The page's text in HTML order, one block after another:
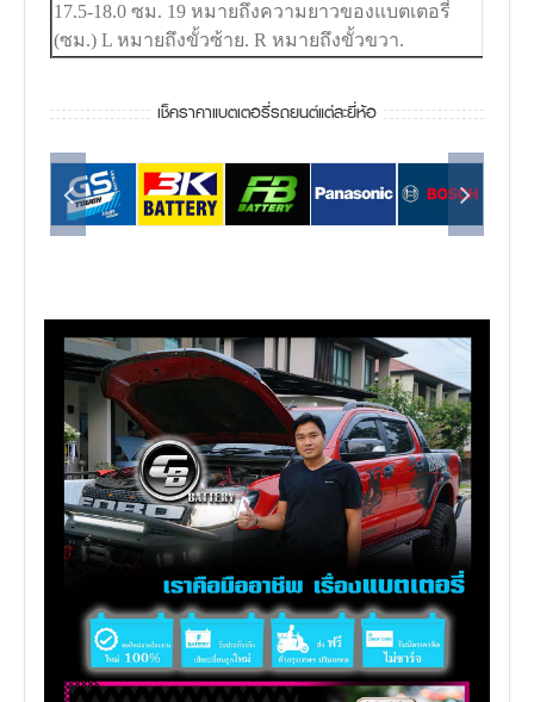
17.5-18.0 ซม. 19 หมายถึงความยาวของแบตเตอรี่
(ซม.) L หมายถึงขั้วซ้าย. R หมายถึงขั้วขวา.
เช็คราคาแบตเตอรี่รถยนต์แต่ละยี่ห้อ